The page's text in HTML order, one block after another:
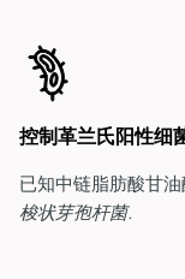
控制革兰氏阳性细
已知中链脂肪酸甘
梭状芽孢杆菌.